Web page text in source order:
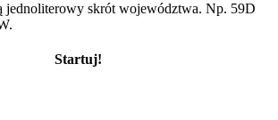
jednoliterowy skrót województwa. Np. 59D
Startuj!